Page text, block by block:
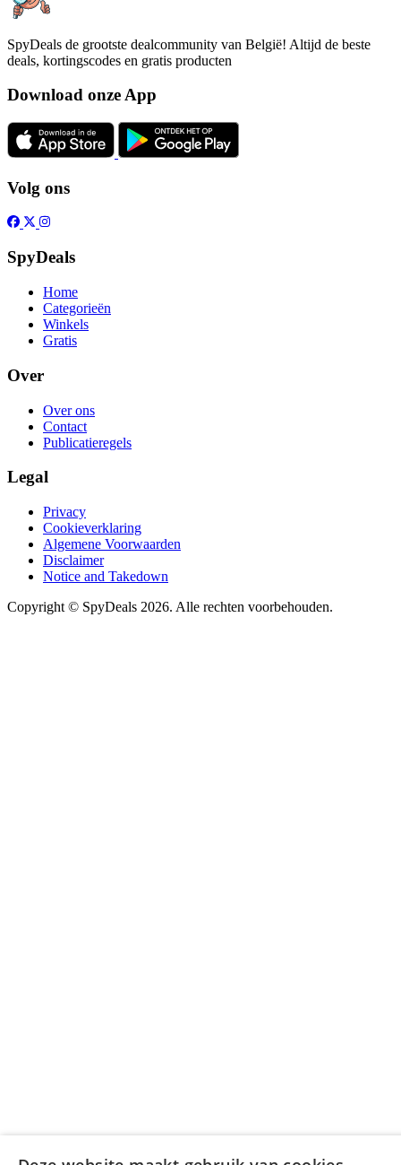
SpyDeals de grootste dealcommunity van België! Altijd de beste
deals, kortingscodes en gratis producten
Download onze App
Volg ons
SpyDeals
Home
Categorieën
Winkels
Gratis
Over
Over ons
Contact
Publicatieregels
Legal
Privacy
Cookieverklaring
Algemene Voorwaarden
Disclaimer
Notice and Takedown
Copyright © SpyDeals 2026. Alle rechten voorbehouden.